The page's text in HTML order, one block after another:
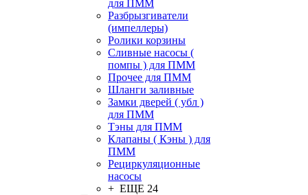
для ПММ
Разбрызгиватели
(импеллеры)
Ролики корзины
Сливные насосы (
помпы ) для ПММ
Прочее для ПММ
Шланги заливные
Замки дверей ( убл )
для ПММ
Тэны для ПММ
Клапаны ( Кэны ) для
ПММ
Рециркуляционные
насосы
+ ЕЩЕ 24